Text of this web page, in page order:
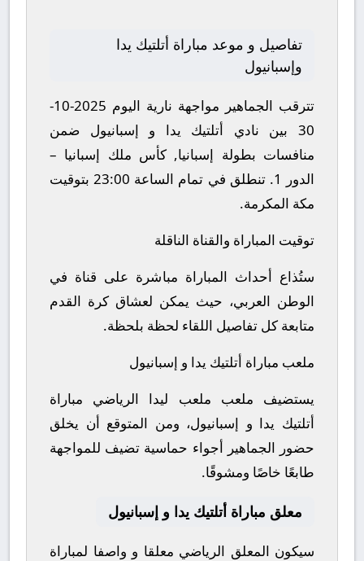
تفاصيل و موعد مباراة أتلتيك يدا
وإسبانيول
تترقب الجماهير مواجهة نارية اليوم 2025-10-
30 بين نادي أتلتيك يدا و إسبانيول ضمن
منافسات بطولة إسبانيا, كأس ملك إسبانيا –
الدور 1.
تنطلق في تمام الساعة 23:00 بتوقيت
مكة المكرمة.
توقيت المباراة والقناة الناقلة
ستُذاع أحداث المباراة مباشرة على قناة في
الوطن العربي، حيث يمكن لعشاق كرة القدم
متابعة كل تفاصيل اللقاء لحظة بلحظة.
ملعب مباراة أتلتيك يدا و إسبانيول
يستضيف ملعب ملعب ليدا الرياضي مباراة
أتلتيك يدا و إسبانيول، ومن المتوقع أن يخلق
حضور الجماهير أجواء حماسية تضيف للمواجهة
طابعًا خاصًا ومشوقًا.
معلق مباراة أتلتيك يدا و إسبانيول
سيكون المعلق الرياضي معلقا و واصفا لمباراة